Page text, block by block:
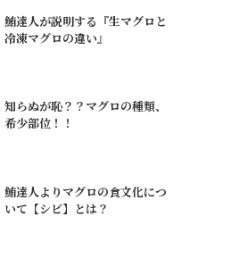
鮪達人が説明する『生マグロと
冷凍マグロの違い』
知らぬが恥？？マグロの種類、
希少部位！！
鮪達人よりマグロの食文化につ
いて【シビ】とは？